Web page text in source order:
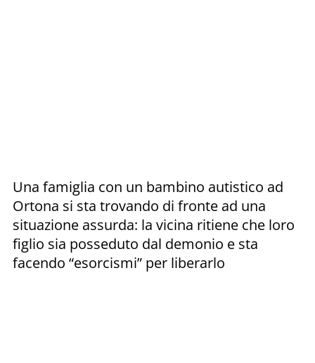
Una famiglia con un bambino autistico ad
Ortona si sta trovando di fronte ad una
situazione assurda: la vicina ritiene che loro
figlio sia posseduto dal demonio e sta
facendo “esorcismi” per liberarlo